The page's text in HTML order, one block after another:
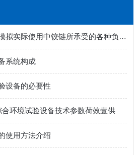
门铰链测试试验机模拟实际使用中铰链所承受的各种负载和应力
系统构成
设备的必要性
环境试验设备技术参数荷效壹供
使用方法介绍